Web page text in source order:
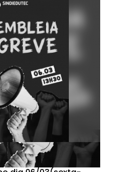
sindical - Módulo 5